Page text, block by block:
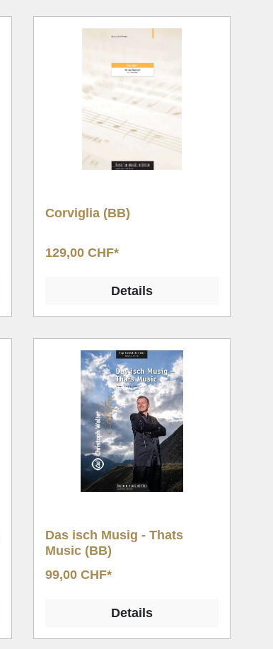
Corviglia (BB)
129,00 CHF*
Details
Das isch Musig - Thats
Music (BB)
99,00 CHF*
Details